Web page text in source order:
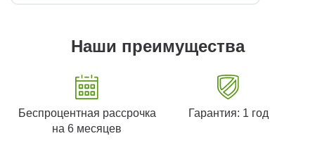
Наши преимущества
Беспроцентная рассрочка
на 6 месяцев
Гарантия: 1 год